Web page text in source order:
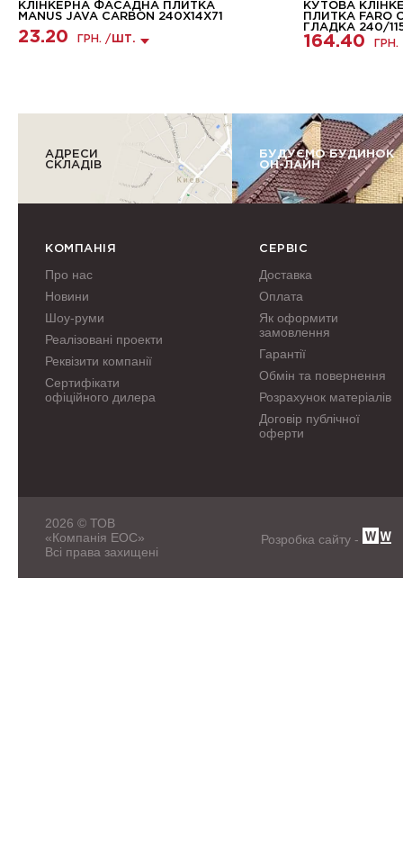
КЛІНКЕРНА ФАСАДНА ПЛИТКА
MANUS JAVA CARBON 240Х14Х71
23.20 ГРН. / ШТ.
КУТОВА
ПЛИТКА FARO
ГЛАДКА 240/
164.40 ГРН.
АДРЕСИ
СКЛАДІВ
БУДУЄМО БУДИНОК
ОН-ЛАЙН
КОМПАНІЯ
Про нас
Новини
Шоу-руми
Реалізовані проекти
Реквізити компанії
Сертифікати
офіційного дилера
СЕРВІС
Доставка
Оплата
Як оформити
замовлення
Гарантії
Обмін та повернення
Розрахунок матеріалів
Договір публічної
оферти
2026 © ТОВ
«Компанія ЕОС»
Всі права захищені
Розробка сайту -